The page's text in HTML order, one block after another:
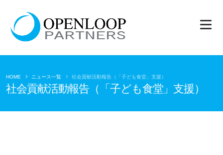
社会貢献活動報告（「子ども食堂」支援）
HOME ニュース一覧 社会貢献活動報告（「子ども食堂」支援）